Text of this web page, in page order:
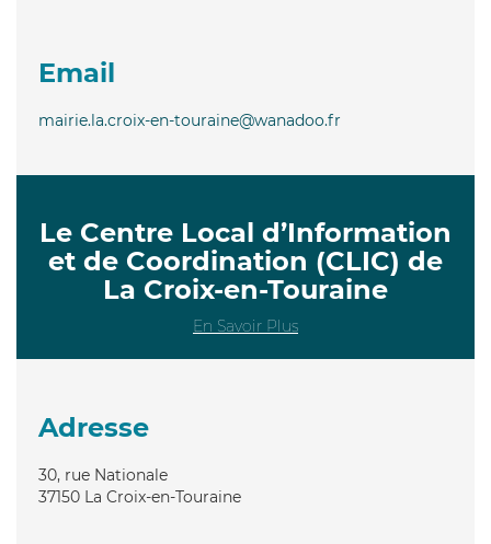
Email
mairie.la.croix-en-touraine@wanadoo.fr
Le Centre Local d’Information
et de Coordination (CLIC) de
La Croix-en-Touraine
En Savoir Plus
Adresse
30, rue Nationale
37150 La Croix-en-Touraine